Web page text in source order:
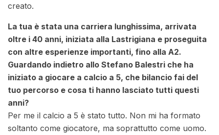
creato.
La tua è stata una carriera lunghissima, arrivata
oltre i 40 anni, iniziata alla Lastrigiana e proseguita
con altre esperienze importanti, fino alla A2.
Guardando indietro allo Stefano Balestri che ha
iniziato a giocare a calcio a 5, che bilancio fai del
tuo percorso e cosa ti hanno lasciato tutti questi
anni?
Per me il calcio a 5 è stato tutto. Non mi ha formato
soltanto come giocatore, ma soprattutto come uomo.